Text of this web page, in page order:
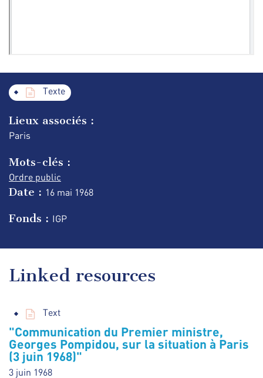
Texte
Lieux associés :
Paris
Mots-clés :
Ordre public
Date : 16 mai 1968
Fonds : IGP
Linked resources
Text
"Communication du Premier ministre,
Georges Pompidou, sur la situation à Paris
(3 juin 1968)"
3 juin 1968